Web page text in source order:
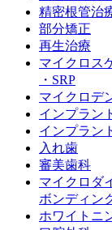
精密根管治
部分矯正
再生治療
マイクロス
・SRP
マイクロデ
インプラン
インプラン
入れ歯
審美歯科
マイクロダ
ボンディン
ホワイトニ